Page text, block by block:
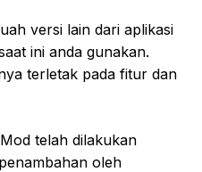
versi lain dari aplikasi
ini anda gunakan.
terletak pada fitur dan
telah dilakukan
oleh